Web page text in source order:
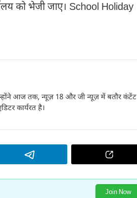
को भेजी जाए। School Holiday
इन्होंने आज तक, न्यूज़ 18 और जी न्यूज़ में बतौर कंटेंट
कार्यरत है।
Join Now